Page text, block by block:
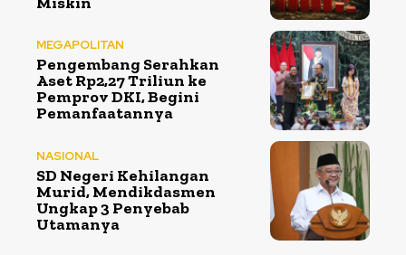
MEGAPOLITAN
Pengembang Serahkan
Aset Rp2,27 Triliun ke
Pemprov DKI, Begini
Pemanfaatannya
NASIONAL
SD Negeri Kehilangan
Murid, Mendikdasmen
Ungkap 3 Penyebab
Utamanya